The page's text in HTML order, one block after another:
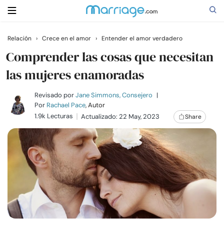
Buscar
Casarse
Relaciones
Familia
Ayuda
Cursos
Relación › Crece en el amor › Entender el amor verdadero
Comprender las cosas que necesitan
las mujeres enamoradas
Revisado porJane Simmons, Consejero |
Por Rachael Pace, Autor
1.9k Lecturas
Actualizado: 22 May, 2023 Share